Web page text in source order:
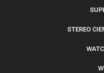
STEREO